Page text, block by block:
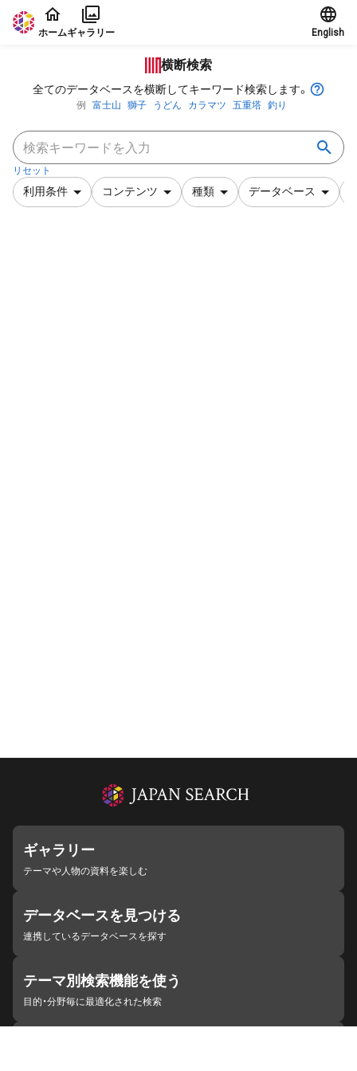
本文に飛ぶ
ホームギャラリー English
横断検索
全てのデータベースを横断してキーワード検索します。
例 富士山 獅子 うどん カラマツ 五重塔 釣り
リセット
利用条件 コンテンツ 種類 データベース
ギャラリー
テーマや人物の資料を楽しむ
データベースを見つける
連携しているデータベースを探す
テーマ別検索機能を使う
目的・分野毎に最適化された検索